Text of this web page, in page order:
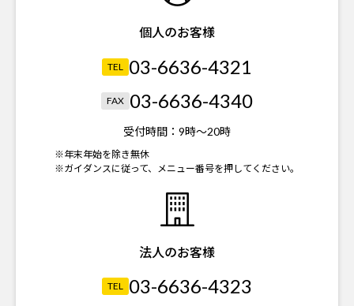
個人のお客様
TEL 03-6636-4321
FAX 03-6636-4340
受付時間： 9時～20時
※年末年始を除き無休
※ガイダンスに従って、メニュー番号を押してください。
法人のお客様
TEL 03-6636-4323